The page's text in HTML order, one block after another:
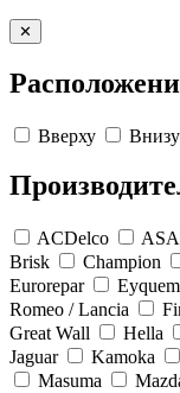
✕
Вверху Внизу
ACDelco
Brisk
Champion
Eurorepar
Eyquem
Romeo / Lancia
Great Wall
Hella
Jaguar
Kamoka
Masuma